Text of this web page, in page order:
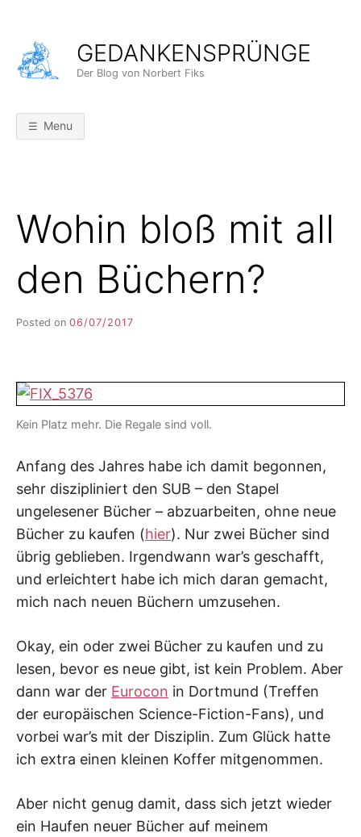
content
GEDANKENSPRÜNGE
Der Blog von Norbert Fiks
Menu
Wohin bloß mit all
den Büchern?
Posted on 06/07/2017
K
S
E
R
Kein Platz mehr. Die Regale sind voll.
Anfang des Jahres habe ich damit begonnen,
sehr diszipliniert den SUB – den Stapel
ungelesener Bücher – abzuarbeiten, ohne neue
Bücher zu kaufen (hier). Nur zwei Bücher sind
übrig geblieben. Irgendwann war’s geschafft,
und erleichtert habe ich mich daran gemacht,
mich nach neuen Büchern umzusehen.
Okay, ein oder zwei Bücher zu kaufen und zu
lesen, bevor es neue gibt, ist kein Problem. Aber
dann war der Eurocon in Dortmund (Treffen
der europäischen Science-Fiction-Fans), und
vorbei war’s mit der Disziplin. Zum Glück hatte
ich extra einen kleinen Koffer mitgenommen.
Aber nicht genug damit, dass sich jetzt wieder
ein Haufen neuer Bücher auf meinem